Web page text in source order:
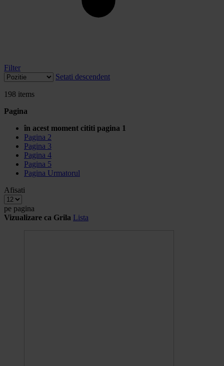
Filter
Setati descendent
198 items
Pagina
în acest moment cititi pagina 1
Pagina 2
Pagina 3
Pagina 4
Pagina 5
Pagina Urmatorul
Afisati
pe pagina
Vizualizare ca Grila Lista